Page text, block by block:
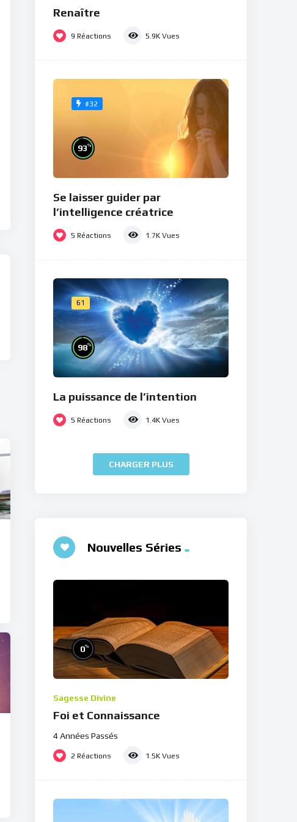
Renaître
9 Réactions 5.9K Vues
#32
93%
Se laisser guider par
l’intelligence créatrice
5 Réactions 1.7K Vues
61
98%
La puissance de l’intention
5 Réactions 1.4K Vues
CHARGER PLUS
Nouvelles Séries
0%
Sagesse Divine
Foi et Connaissance
4 Années Passés
2 Réactions 1.5K Vues